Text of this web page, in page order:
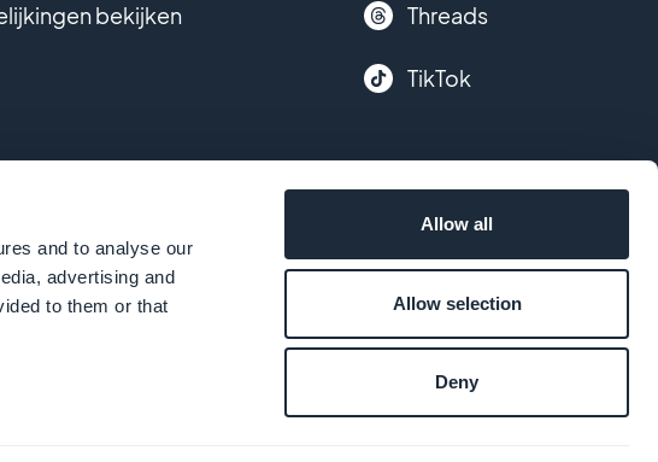
and to analyse our
advertising and
to them or that
Allow all
Allow selection
Deny
bekijken Threads
TikTok